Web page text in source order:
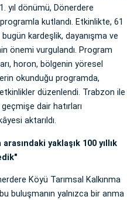
yıl dönümü, Dönerdere
kutlandı. Etkinlikte, 61
kardeşlik, dayanışma ve
önemi vurgulandı. Program
horon, bölgenin yöresel
okunduğu programda,
düzenlendi. Trabzon ile
dair hatırları
aktarıldı.
yaklaşık 100 yıllık
Köyü Tarımsal Kalkınma
buluşmanın yalnızca bir anma